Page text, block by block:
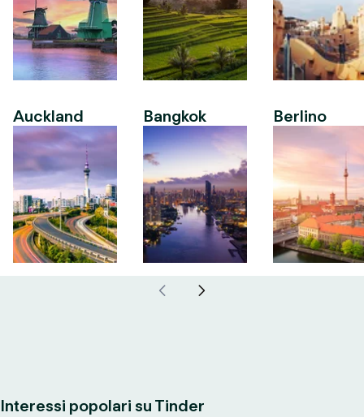
Auckland Bangkok Berlino
Interessi popolari su Tinder